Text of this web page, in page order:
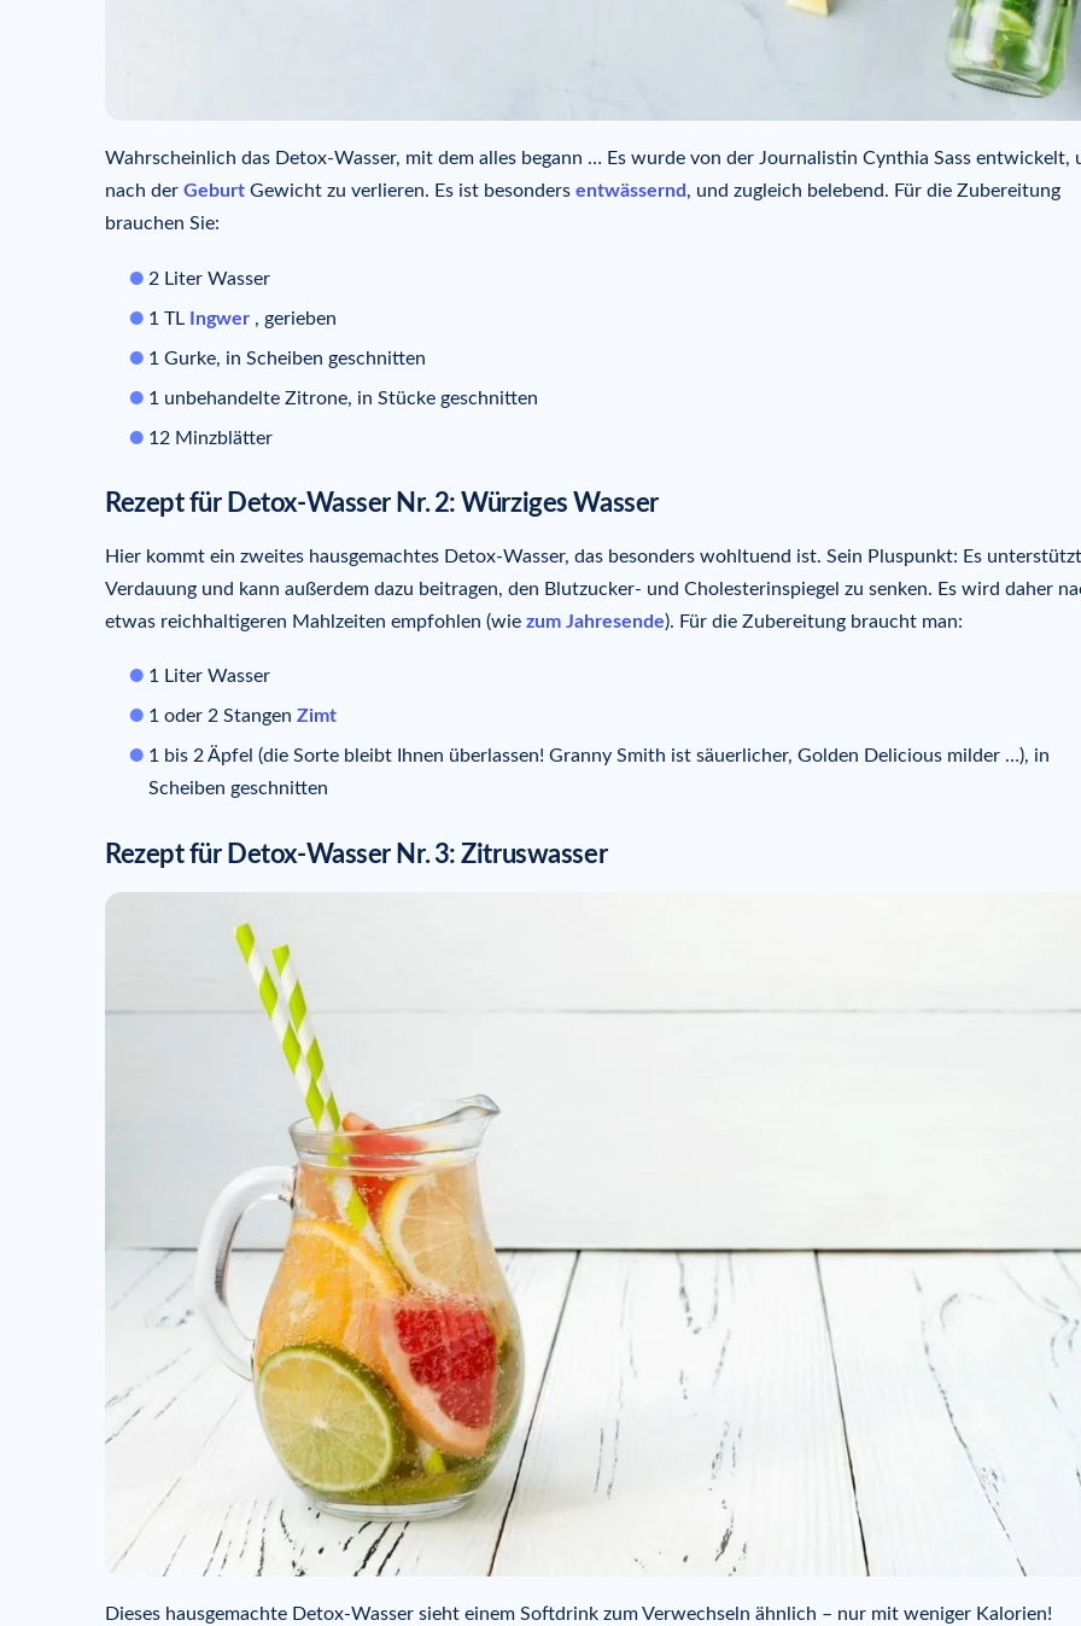
Wahrscheinlich das Detox-Wasser, mit dem alles begann … Es wurde von der Journalistin Cynthia Sass entwickelt,
nach der Geburt Gewicht zu verlieren. Es ist besonders entwässernd , und zugleich belebend. Für die Zubereitung
brauchen Sie:
2 Liter Wasser
1 TL Ingwer , gerieben
1 Gurke, in Scheiben geschnitten
1 unbehandelte Zitrone, in Stücke geschnitten
12 Minzblätter
Rezept für Detox-Wasser Nr. 2: Würziges Wasser
Hier kommt ein zweites hausgemachtes Detox-Wasser, das besonders wohltuend ist. Sein Pluspunkt: Es
Verdauung und kann außerdem dazu beitragen, den Blutzucker- und Cholesterinspiegel zu senken. Es wird daher
etwas reichhaltigeren Mahlzeiten empfohlen (wie zum Jahresende). Für die Zubereitung braucht man:
1 Liter Wasser
1 oder 2 Stangen Zimt
1 bis 2 Äpfel (die Sorte bleibt Ihnen überlassen! Granny Smith ist säuerlicher, Golden Delicious milder …), in
Scheiben geschnitten
Rezept für Detox-Wasser Nr. 3: Zitruswasser
Dieses hausgemachte Detox-Wasser sieht einem Softdrink zum Verwechseln ähnlich – nur mit weniger Kalorien!